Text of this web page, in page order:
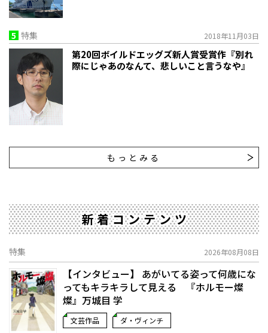
5 特集 2018年11月03日
第20回ボイルドエッグズ新人賞受賞作『別れ
際にじゃあのなんて、悲しいこと言うなや』
もっとみる
新着コンテンツ
特集 2026年08月08日
【インタビュー】 あがいてる姿って何歳にな
ってもキラキラして見える 『ホルモー燦
燦』万城目 学
文芸作品 ダ・ヴィンチ